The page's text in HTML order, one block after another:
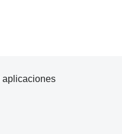
aplicaciones